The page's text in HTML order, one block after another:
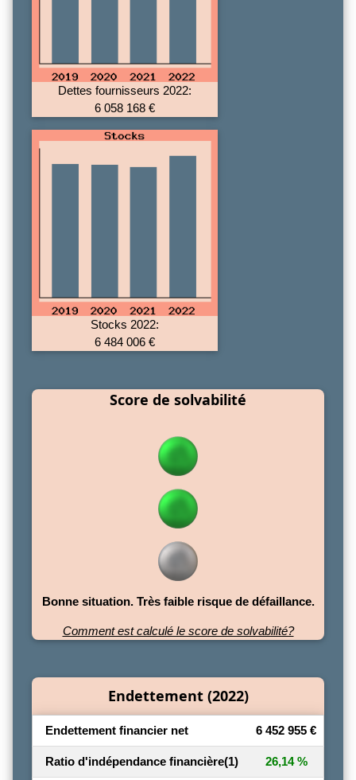
Dettes fournisseurs 2022:
6 058 168 €
Stocks 2022:
6 484 006 €
Score de solvabilité
Bonne situation. Très faible risque de défaillance.
Comment est calculé le score de solvabilité?
Endettement (2022)
Endettement financier net 6 452 955 €
Ratio d'indépendance financière(1) 26,14 %